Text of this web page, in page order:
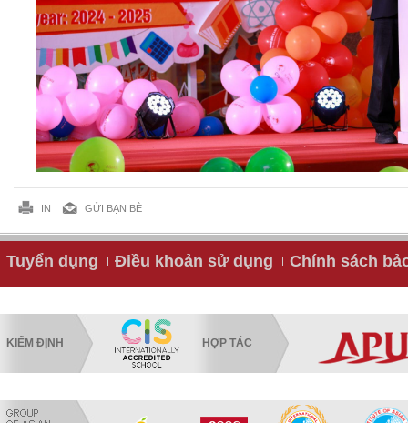
IN GỬI BẠN BÈ
Tuyển dụng Điều khoản sử dụng Chính sách
KIỂM ĐỊNH HỢP TÁC